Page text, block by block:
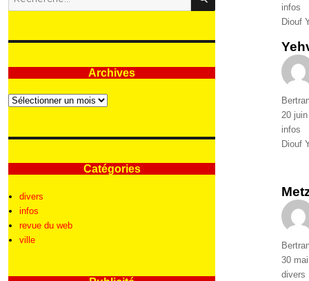
le
infos
Diouf
Auteur
Publié
le
20
infos
Diouf
Auteur
Publié
le
30
divers
pour
Archives
Archives
Catégories
divers
infos
revue du web
ville